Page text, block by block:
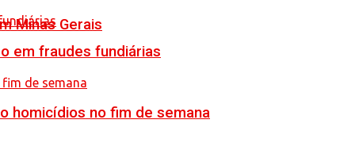
Minas Gerais
em fraudes fundiárias
homicídios no fim de semana